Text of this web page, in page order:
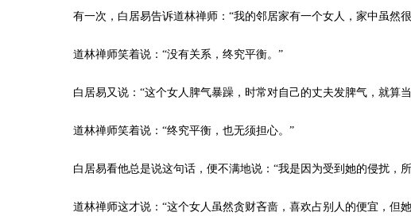
有一次，白居易告诉道林禅师：“我的邻居家有一个女人，家中虽然
道林禅师笑着说：“没有关系，终究平衡。”
白居易又说：“这个女人脾气暴躁，时常对自己的丈夫发脾气，就算
道林禅师笑着说：“终究平衡，也无须担心。”
白居易看他总是说这句话，便不满地说：“我是因为受到她的侵扰，
道林禅师这才说：“这个女人虽然贪财吝啬，喜欢占别人的便宜，